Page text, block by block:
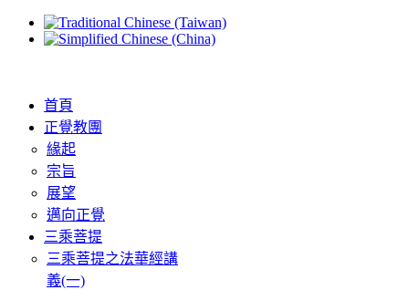
首頁
正覺教團
緣起
宗旨
展望
邁向正覺
三乘菩提
三乘菩提之法華經講
義(一)